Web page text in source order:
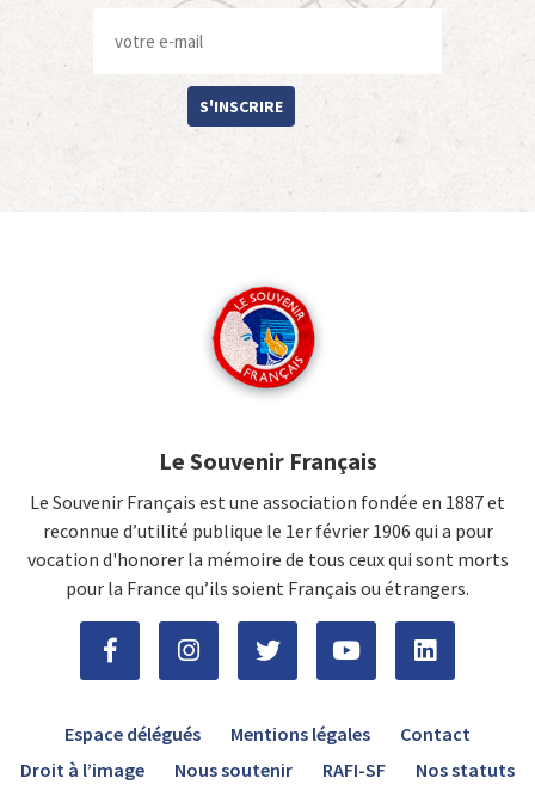
S'INSCRIRE
Le Souvenir Français
Le Souvenir Français est une association fondée en 1887 et
reconnue d’utilité publique le 1er février 1906 qui a pour
vocation d'honorer la mémoire de tous ceux qui sont morts
pour la France qu’ils soient Français ou étrangers.
Espace délégués Mentions légales
Contact
Droit à l’image
Nous soutenir RAFI-SF Nos statuts